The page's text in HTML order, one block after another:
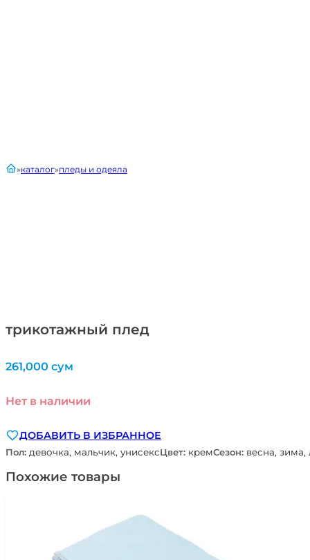
трикотажный плед
главнаякаталог пледы и одеяла
261,000 сум
Нет в наличии
ДОБАВИТЬ В ИЗБРАННОЕ
Пол: девочка, мальчик, унисексЦвет: кремСезон: весна, зима,
Похожие товары